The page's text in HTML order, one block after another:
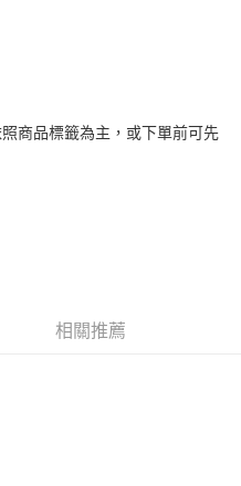
費
商品標籤為主，或下單前可先
相關推薦